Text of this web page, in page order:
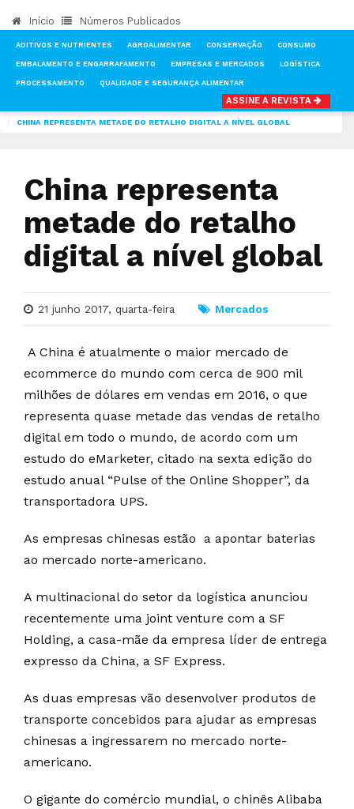
Início Números Publicados
ADITIVOS E NUTRIENTES AGROALIMENTAR CONSERVAÇÃO CONSUMO
EMBALAMENTO E ENGARRAFAMENTO EMPRESAS E MERCADOS LOGÍSTICA
PROCESSAMENTO QUALIDADE E SEGURANÇA ALIMENTAR
ASSINE A REVISTA
CHINA REPRESENTA METADE DO RETALHO DIGITAL A NÍVEL GLOBAL
China representa
metade do retalho
digital a nível global
21 junho 2017, quarta-feira Mercados
A China é atualmente o maior mercado de
ecommerce do mundo com cerca de 900 mil
milhões de dólares em vendas em 2016, o que
representa quase metade das vendas de retalho
digital em todo o mundo, de acordo com um
estudo do eMarketer, citado na sexta edição do
estudo anual “Pulse of the Online Shopper”, da
transportadora UPS.
As empresas chinesas estão a apontar baterias
ao mercado norte-americano.
A multinacional do setor da logística anunciou
recentemente uma joint venture com a SF
Holding, a casa-mãe da empresa líder de entrega
expresso da China, a SF Express.
As duas empresas vão desenvolver produtos de
transporte concebidos para ajudar as empresas
chinesas a ingressarem no mercado norte-
americano.
O gigante do comércio mundial, o chinês Alibaba